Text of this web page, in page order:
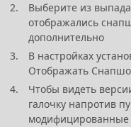
Выберите из
отображались
дополнительно
В настройках
Отображать
Чтобы видеть
галочку напротив
модифицированные